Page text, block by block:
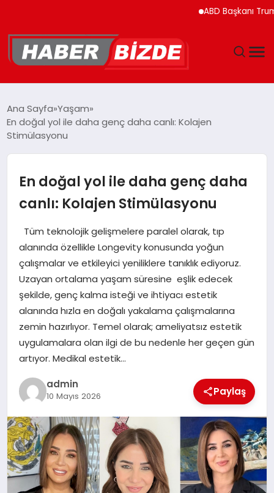
ABD Başkanı
YAŞAM
MAGAZIN
SPOR
TEKNOLOJI
Ana Sayfa Yaşam
En doğal yol ile daha genç daha canlı: Kolajen
Stimülasyonu
En doğal yol ile daha genç daha
canlı: Kolajen Stimülasyonu
Tüm teknolojik gelişmelere paralel olarak, tıp
alanında özellikle Longevity konusunda yoğun
çalışmalar ve etkileyici yeniliklere tanıklık ediyoruz.
Uzayan ortalama yaşam süresine eşlik edecek
şekilde, genç kalma isteği ve ihtiyacı estetik
alanında hızla en doğalı yakalama çalışmalarına
zemin hazırlıyor. Temel olarak; ameliyatsız estetik
uygulamalara olan ilgi de bu nedenle her geçen gün
artıyor. Medikal estetik…
admin
10 Mayıs 2026 Paylaş